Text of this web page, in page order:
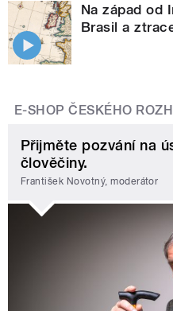
Na západ od
Brasil a
E-SHOP ČESKÉHO
Přijměte pozvání na
člověčiny.
František Novotný, moderátor